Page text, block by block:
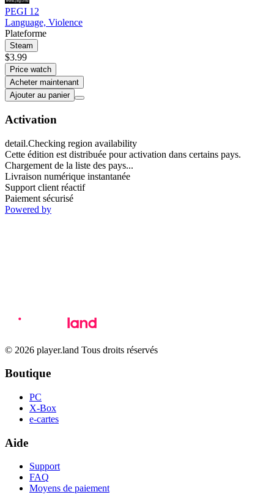
PEGI 12
Language, Violence
Plateforme
Steam
$3.99
Price watch
Acheter maintenant
Ajouter au panier
Activation
detail.Checking region availability
Cette édition est distribuée pour activation dans certains pays.
Chargement de la liste des pays...
Livraison numérique instantanée
Support client réactif
Paiement sécurisé
Powered by
© 2026 player.land Tous droits réservés
Boutique
PC
X-Box
e-cartes
Aide
Support
FAQ
Moyens de paiement